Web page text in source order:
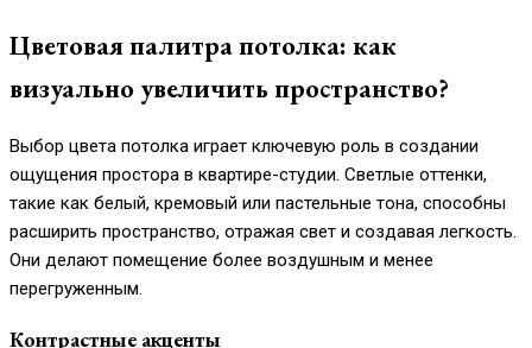
Цветовая палитра потолка: как
визуально увеличить пространство?
Выбор цвета потолка играет ключевую роль в создании
ощущения простора в квартире-студии. Светлые оттенки,
такие как белый, кремовый или пастельные тона, способны
расширить пространство, отражая свет и создавая легкость.
Они делают помещение более воздушным и менее
перегруженным.
Контрастные акценты